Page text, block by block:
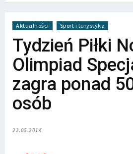
Aktualności Sport i turystyka
Tydzień Piłki
Olimpiad
zagra ponad
osób
22.05.2014